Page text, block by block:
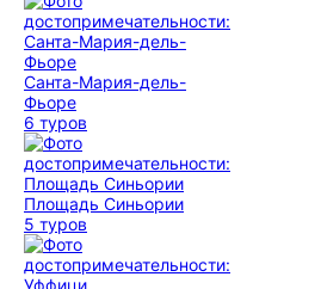
Санта-Мария-дель-
Фьоре
6 туров
Площадь Синьории
5 туров